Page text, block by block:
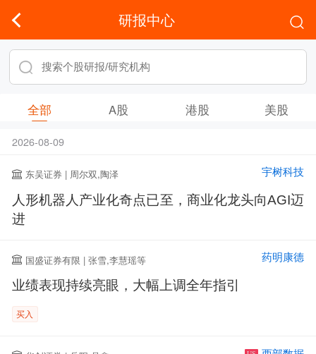
研报中心
全部 A股 港股 美股
2026-08-09
东吴证券 | 周尔双,陶泽 宇树科技
人形机器人产业化奇点已至，商业化龙头向AGI迈
进
国盛证券有限 | 张雪,李慧瑶等 药明康德
业绩表现持续亮眼，大幅上调全年指引
买入